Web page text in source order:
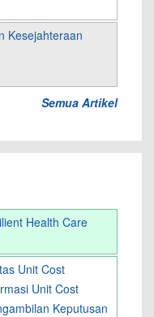
Kesejahteraan
Semua Artikel
Health Care
Unit Cost
Unit Cost
Keputusan